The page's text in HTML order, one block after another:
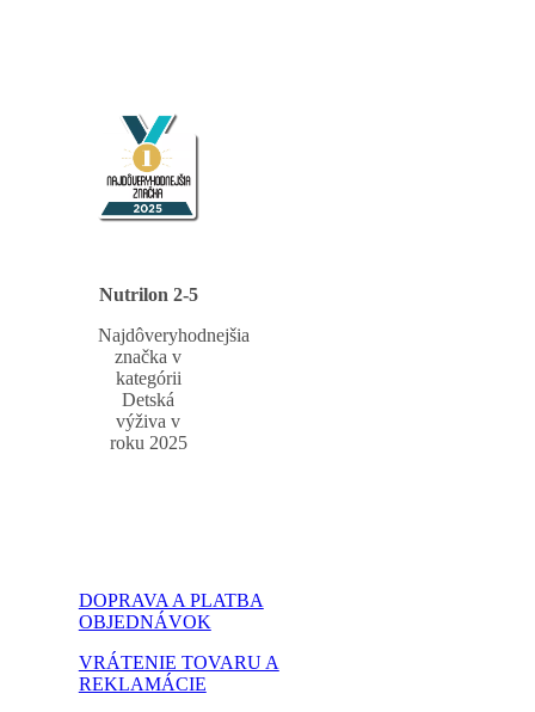
Nutrilon 2-5
Najdôveryhodnejšia
značka v
kategórii
Detská
výživa v
roku 2025
DOPRAVA A PLATBA
OBJEDNÁVOK
VRÁTENIE TOVARU A
REKLAMÁCIE